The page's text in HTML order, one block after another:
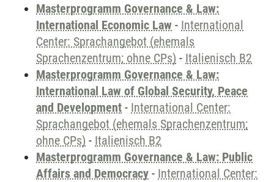
Masterprogramm Governance & Law:
International Economic Law - International
Center: Sprachangebot (ehemals
Sprachenzentrum; ohne CPs) - Italienisch B2
Masterprogramm Governance & Law:
International Law of Global Security, Peace
and Development - International Center:
Sprachangebot (ehemals Sprachenzentrum;
ohne CPs) - Italienisch B2
Masterprogramm Governance & Law: Public
Affairs and Democracy - International Center: